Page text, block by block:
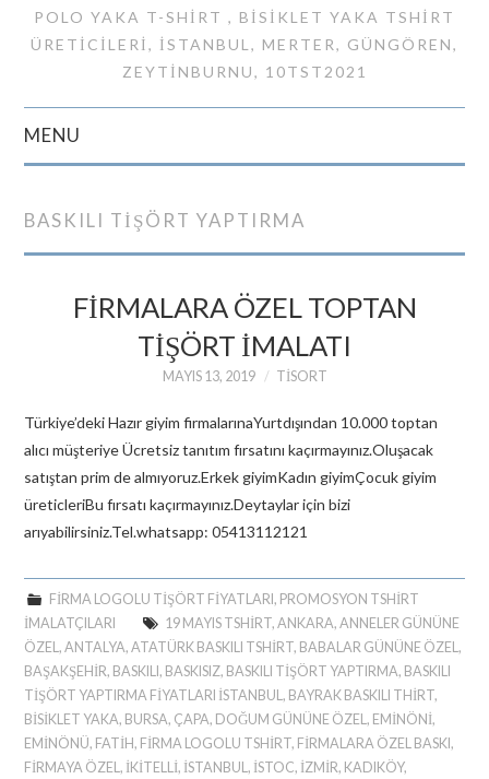
POLO YAKA T-SHIRT , BISIKLET YAKA TSHIRT
ÜRETICILERI, ISTANBUL, MERTER, GÜNGÖREN,
ZEYTINBURNU, 10TST2021
MENU
BASKILI TIŞÖRT YAPTIRMA
FİRMALARA ÖZEL TOPTAN
TİŞÖRT İMALATI
MAYIS 13, 2019 TISORT
Türkiye’deki Hazır giyim firmalarınaYurtdışından 10.000 toptan
alıcı müşteriye Ücretsiz tanıtım fırsatını kaçırmayınız.Oluşacak
satıştan prim de almıyoruz.Erkek giyimKadın giyimÇocuk giyim
üreticleriBu fırsatı kaçırmayınız.Deytaylar için bizi
arıyabilirsiniz.Tel.whatsapp: 05413112121
FIRMA LOGOLU TIŞÖRT FIYATLARI, PROMOSYON TSHIRT
IMALATÇILARI
19 MAYIS TSHIRT, ANKARA, ANNELER GÜNÜNE
ÖZEL,ANTALYA,ATATÜRK BASKILI TSHIRT, BABALAR GÜNÜNE ÖZEL,
BAŞAKŞEHIR, BASKILI, BASKISIZ, BASKILI TIŞÖRT YAPTIRMA, BASKILI
TIŞÖRT YAPTIRMA FIYATLARI ISTANBUL, BAYRAK BASKILI THIRT,
BİSİKLET YAKA, BURSA, ÇAPA, DOĞUM GÜNÜNE ÖZEL, EMINÖNI,
EMINÖNÜ, FATIH, FIRMA LOGOLU TSHIRT, FIRMALARA ÖZEL BASKI,
FIRMAYA ÖZEL, IKITELLI, ISTANBUL, İSTOC, İZMIR, KADIKÖY,